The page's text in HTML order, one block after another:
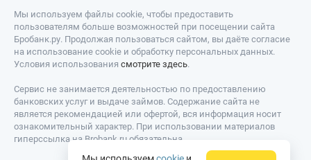
Мы используем файлы cookie, чтобы предоставить
пользователям больше возможностей при посещении сайта
Бробанк.ру. Продолжая пользоваться сайтом, вы даёте согласие
на использование cookie и обработку персональных данных.
Условия использования смотрите здесь.
Сервис не занимается деятельностью по предоставлению
банковских услуг и выдаче займов. Содержание сайта не
является рекомендацией или офертой, вся информация носит
ознакомительный характер. При использовании материалов
гиперссылка на Brobank.ru обязательна.